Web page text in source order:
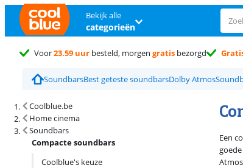
Bekijk alle
categorieën
Voor23.59 uur besteld, morgen gratis bezorgd
SoundbarsBest geteste soundbarsDolby Atmos
Coolblue.be
Home cinema
Soundbars
Compacte soundbars
Coolblue's keuze
Zoekresultaten en sortering
Een